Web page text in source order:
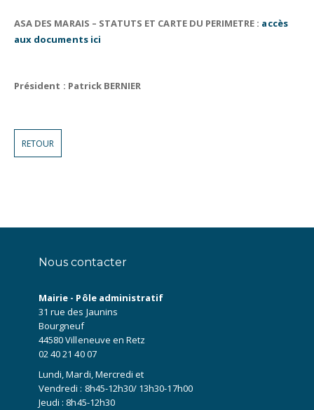
ASA DES MARAIS – STATUTS ET CARTE DU PERIMETRE : accès
aux documents ici
Président : Patrick BERNIER
RETOUR
Nous contacter
Mairie - Pôle administratif
31 rue des Jaunins
Bourgneuf
44580 Villeneuve en Retz
02 40 21 40 07
Lundi, Mardi, Mercredi et
Vendredi : 8h45-12h30/ 13h30-17h00
Jeudi : 8h45-12h30